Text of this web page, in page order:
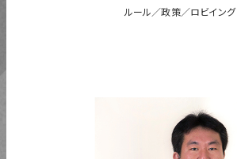
ルール 政策 ロビイング
学校法人電子学園